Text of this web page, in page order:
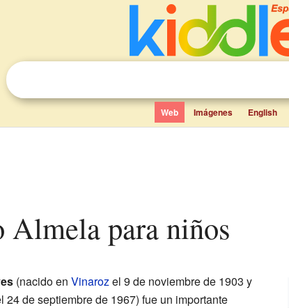
Web Imágenes English
Almela para niños
(nacido en Vinarozel 9 de noviembre de 1903 y
24 de septiembre de 1967) fue un importante